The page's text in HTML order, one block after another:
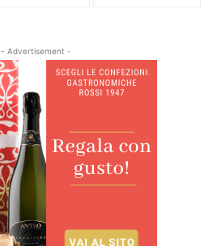
- Advertisement -